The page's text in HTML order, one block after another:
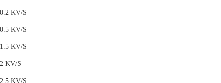
0.2 KV/S
0.5 KV/S
1.5 KV/S
2 KV/S
2.5 KV/S